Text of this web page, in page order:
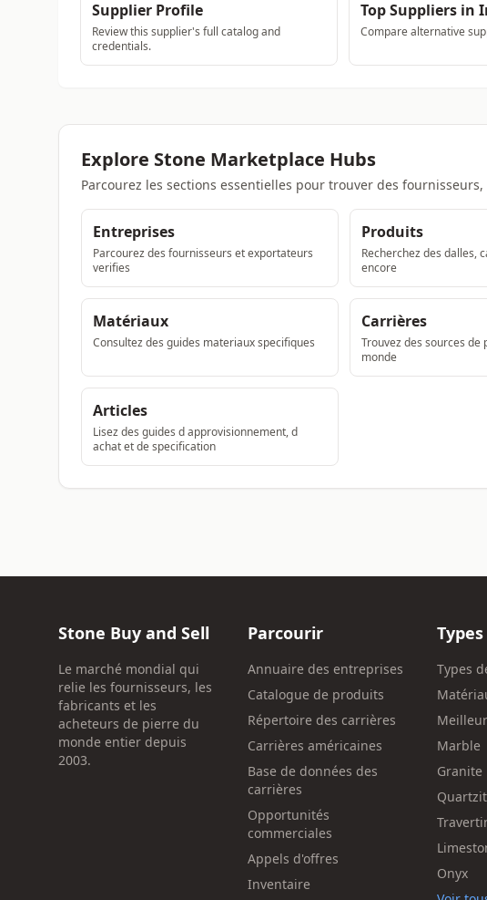
Supplier Profile
Review this supplier's full catalog and
credentials.
Top Suppliers in
Compare alternative
Explore Stone Marketplace Hubs
Parcourez les sections essentielles pour trouver des
Entreprises
Parcourez des fournisseurs et exportateurs
verifies
Produits
Recherchez des dalles,
encore
Matériaux
Consultez des guides materiaux specifiques
Carrières
Trouvez des sources de
monde
Articles
Lisez des guides d approvisionnement, d
achat et de specification
Stone Buy and Sell
Le marché mondial qui
relie les fournisseurs, les
fabricants et les
acheteurs de pierre du
monde entier depuis
2003.
Parcourir
Annuaire des entreprises
Catalogue de produits
Répertoire des carrières
Carrières américaines
Base de données des
carrières
Opportunités
commerciales
Appels d'offres
Inventaire
Types
Marble
Granite
Onyx